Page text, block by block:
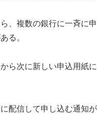
、複数の銀行に一斉に申
る。
ら次に新しい申込用紙に
配信して申し込む通知が